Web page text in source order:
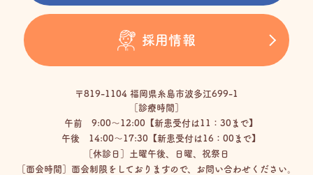
採用情報
〒819-1104 福岡県糸島市波多江699-1
［診療時間］
午前 9:00〜12:00【新患受付は11：30まで】
午後 14:00〜17:30【新患受付は16：00まで】
［休診日］土曜午後、日曜、祝祭日
［面会時間］面会制限をしておりますので、お問い合わせください。